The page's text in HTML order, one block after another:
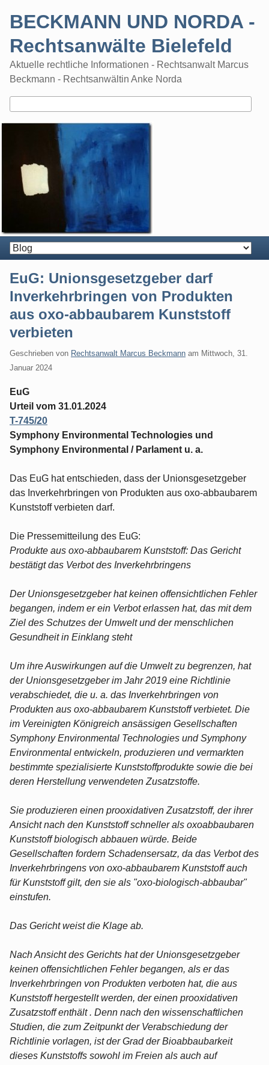
BECKMANN UND NORDA -
Rechtsanwälte Bielefeld
Aktuelle rechtliche Informationen - Rechtsanwalt Marcus
Beckmann - Rechtsanwältin Anke Norda
EuG: Unionsgesetzgeber darf
Inverkehrbringen von Produkten
aus oxo-abbaubarem Kunststoff
verbieten
Geschrieben von Rechtsanwalt Marcus Beckmann am Mittwoch, 31.
Januar 2024
EuG
Urteil vom 31.01.2024
T-745/20
Symphony Environmental Technologies und
Symphony Environmental / Parlament u. a.
Das EuG hat entschieden, dass der Unionsgesetzgeber
das Inverkehrbringen von Produkten aus oxo-abbaubarem
Kunststoff verbieten darf.
Die Pressemitteilung des EuG:
Produkte aus oxo-abbaubarem Kunststoff: Das Gericht
bestätigt das Verbot des Inverkehrbringens
Der Unionsgesetzgeber hat keinen offensichtlichen Fehler
begangen, indem er ein Verbot erlassen hat, das mit dem
Ziel des Schutzes der Umwelt und der menschlichen
Gesundheit in Einklang steht
Um ihre Auswirkungen auf die Umwelt zu begrenzen, hat
der Unionsgesetzgeber im Jahr 2019 eine Richtlinie
verabschiedet, die u. a. das Inverkehrbringen von
Produkten aus oxo-abbaubarem Kunststoff verbietet. Die
im Vereinigten Königreich ansässigen Gesellschaften
Symphony Environmental Technologies und Symphony
Environmental entwickeln, produzieren und vermarkten
bestimmte spezialisierte Kunststoffprodukte sowie die bei
deren Herstellung verwendeten Zusatzstoffe.
Sie produzieren einen prooxidativen Zusatzstoff, der ihrer
Ansicht nach den Kunststoff schneller als oxoabbaubaren
Kunststoff biologisch abbauen würde. Beide
Gesellschaften fordern Schadensersatz, da das Verbot des
Inverkehrbringens von oxo-abbaubarem Kunststoff auch
für Kunststoff gilt, den sie als "oxo-biologisch-abbaubar"
einstufen.
Das Gericht weist die Klage ab.
Nach Ansicht des Gerichts hat der Unionsgesetzgeber
keinen offensichtlichen Fehler begangen, als er das
Inverkehrbringen von Produkten verboten hat, die aus
Kunststoff hergestellt werden, der einen prooxidativen
Zusatzstoff enthält . Denn nach den wissenschaftlichen
Studien, die zum Zeitpunkt der Verabschiedung der
Richtlinie vorlagen, ist der Grad der Bioabbaubarkeit
dieses Kunststoffs sowohl im Freien als auch auf